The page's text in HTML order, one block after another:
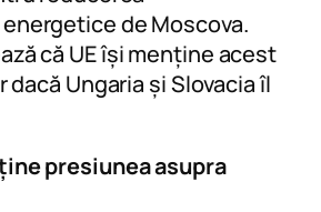
de Moscova.
că UE își menține acest
Ungaria și Slovacia îl
presiunea asupra